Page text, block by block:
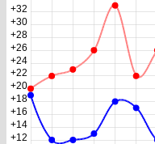
+12
+14
+16
+18
+20
+22
+24
+26
+28
+30
+32